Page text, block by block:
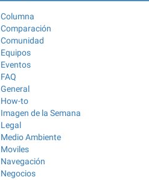
Columna
Comparación
Comunidad
Equipos
Eventos
FAQ
General
How-to
Imagen de la Semana
Legal
Medio Ambiente
Moviles
Navegación
Negocios